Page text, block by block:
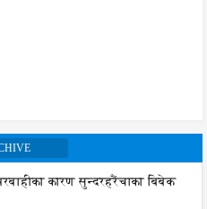
कारण सुन्दरहरैंचाका बिबेक